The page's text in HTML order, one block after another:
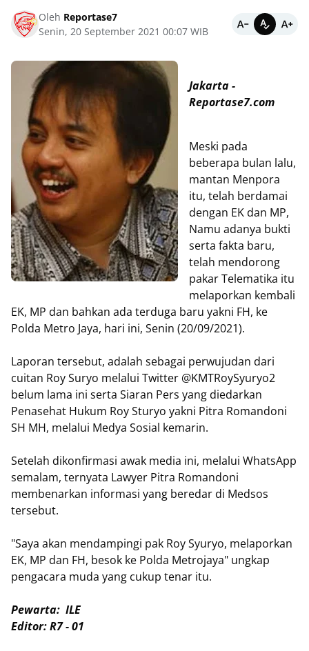
Oleh Reportase7
Senin, 20 September 2021 00:07 WIB
Jakarta -
Reportase7.com
Meski pada
beberapa bulan lalu,
mantan Menpora
itu, telah berdamai
dengan EK dan MP,
Namu adanya bukti
serta fakta baru,
telah mendorong
pakar Telematika itu
melaporkan kembali
EK, MP dan bahkan ada terduga baru yakni FH, ke
Polda Metro Jaya, hari ini, Senin (20/09/2021).
Laporan tersebut, adalah sebagai perwujudan dari
cuitan Roy Suryo melalui Twitter @KMTRoySyuryo2
belum lama ini serta Siaran Pers yang diedarkan
Penasehat Hukum Roy Sturyo yakni Pitra Romandoni
SH MH, melalui Medya Sosial kemarin.
Setelah dikonfirmasi awak media ini, melalui WhatsApp
semalam, ternyata Lawyer Pitra Romandoni
membenarkan informasi yang beredar di Medsos
tersebut.
"Saya akan mendampingi pak Roy Syuryo, melaporkan
EK, MP dan FH, besok ke Polda Metrojaya" ungkap
pengacara muda yang cukup tenar itu.
Pewarta: ILE
Editor: R7 - 01